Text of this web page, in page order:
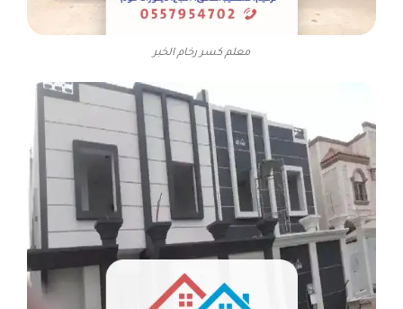
معلم كسر رخام الخبر